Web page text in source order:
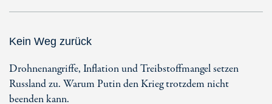
Kein Weg zurück
Drohnenangriffe, Inflation und Treibstoffmangel setzen
Russland zu. Warum Putin den Krieg trotzdem nicht
beenden kann.